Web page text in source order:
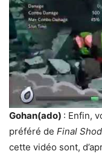
Gohan(ado) : Enfin,
préféré de Final
cette vidéo sont,